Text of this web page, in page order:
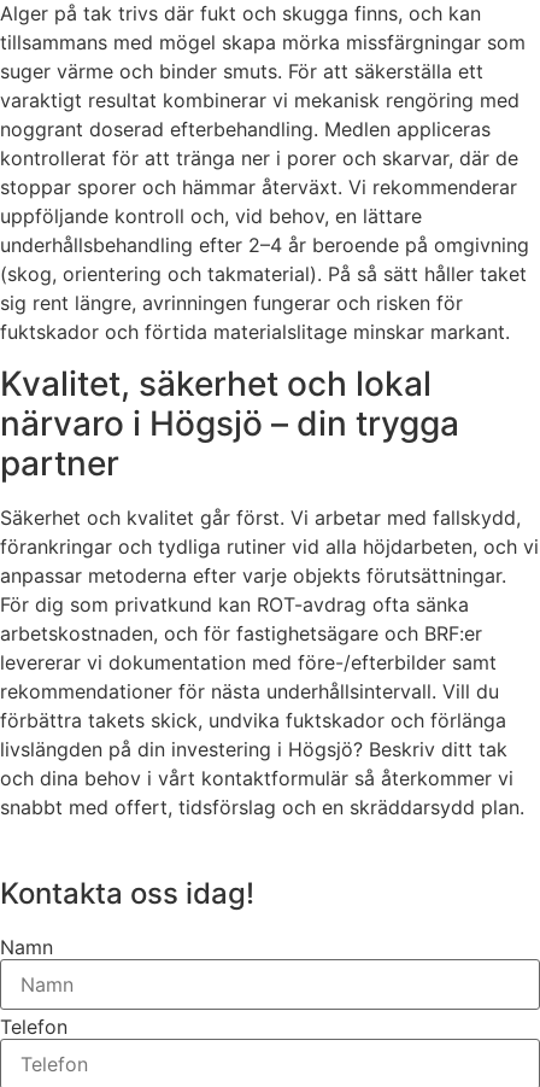
Alger på tak trivs där fukt och skugga finns, och kan
tillsammans med mögel skapa mörka missfärgningar som
suger värme och binder smuts. För att säkerställa ett
varaktigt resultat kombinerar vi mekanisk rengöring med
noggrant doserad efterbehandling. Medlen appliceras
kontrollerat för att tränga ner i porer och skarvar, där de
stoppar sporer och hämmar återväxt. Vi rekommenderar
uppföljande kontroll och, vid behov, en lättare
underhållsbehandling efter 2–4 år beroende på omgivning
(skog, orientering och takmaterial). På så sätt håller taket
sig rent längre, avrinningen fungerar och risken för
fuktskador och förtida materialslitage minskar markant.
Kvalitet, säkerhet och lokal
närvaro i Högsjö – din trygga
partner
Säkerhet och kvalitet går först. Vi arbetar med fallskydd,
förankringar och tydliga rutiner vid alla höjdarbeten, och vi
anpassar metoderna efter varje objekts förutsättningar.
För dig som privatkund kan ROT-avdrag ofta sänka
arbetskostnaden, och för fastighetsägare och BRF:er
levererar vi dokumentation med före-/efterbilder samt
rekommendationer för nästa underhållsintervall. Vill du
förbättra takets skick, undvika fuktskador och förlänga
livslängden på din investering i Högsjö? Beskriv ditt tak
och dina behov i vårt kontaktformulär så återkommer vi
snabbt med offert, tidsförslag och en skräddarsydd plan.
Kontakta oss idag!
Namn
Telefon